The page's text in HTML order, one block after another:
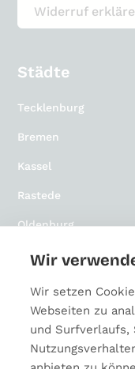
Widerruf
Städte
Tecklenburg
Bremen
Kassel
Rastede
Oldenburg
Osnabrück
Münster
Wir
Wir setzen
Webseiten zu
und Surfverlaufs,